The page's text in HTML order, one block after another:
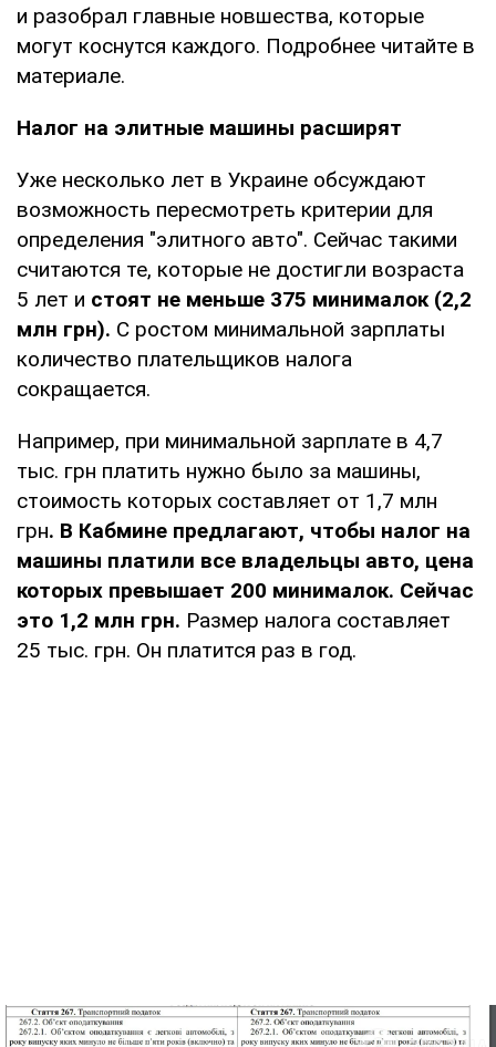
и разобрал главные новшества, которые
могут коснутся каждого. Подробнее читайте в
материале.
Налог на элитные машины расширят
Уже несколько лет в Украине обсуждают
возможность пересмотреть критерии для
определения "элитного авто". Сейчас такими
считаются те, которые не достигли возраста
5 лет и стоят не меньше 375 минималок (2,2
млн грн). С ростом минимальной зарплаты
количество плательщиков налога
сокращается.
Например, при минимальной зарплате в 4,7
тыс. грн платить нужно было за машины,
стоимость которых составляет от 1,7 млн
грн. В Кабмине предлагают, чтобы налог на
машины платили все владельцы авто, цена
которых превышает 200 минималок. Сейчас
это 1,2 млн грн. Размер налога составляет
25 тыс. грн. Он платится раз в год.